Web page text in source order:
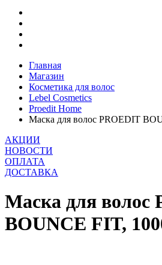
Главная
Магазин
Косметика для волос
Lebel Cosmetics
Proedit Home
Маска для волос PROEDIT
АКЦИИ
НОВОСТИ
ОПЛАТА
ДОСТАВКА
Маска для волос
BOUNCE FIT,